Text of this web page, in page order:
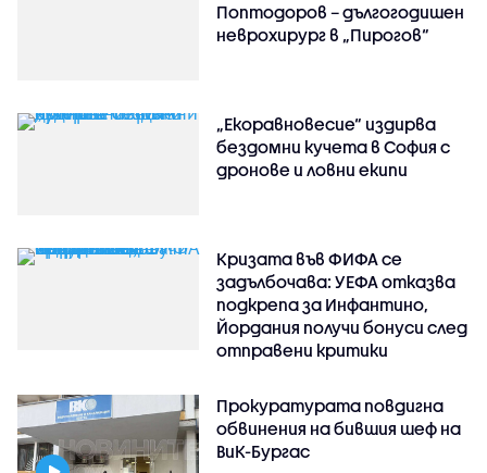
Поптодоров – дългогодишен
неврохирург в „Пирогов“
„Екоравновесие“ издирва
бездомни кучета в София с
дронове и ловни екипи
Кризата във ФИФА се
задълбочава: УЕФА отказва
подкрепа за Инфантино,
Йордания получи бонуси след
отправени критики
Прокуратурата повдигна
обвинения на бившия шеф на
ВиК-Бургас